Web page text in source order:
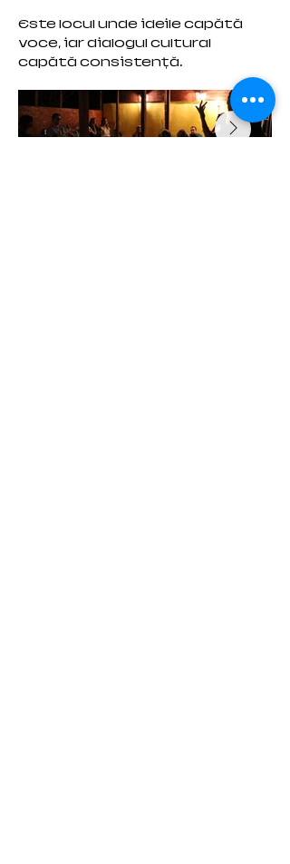
Este locul unde ideile capătă
voce, iar dialogul cultural
capătă consistență.